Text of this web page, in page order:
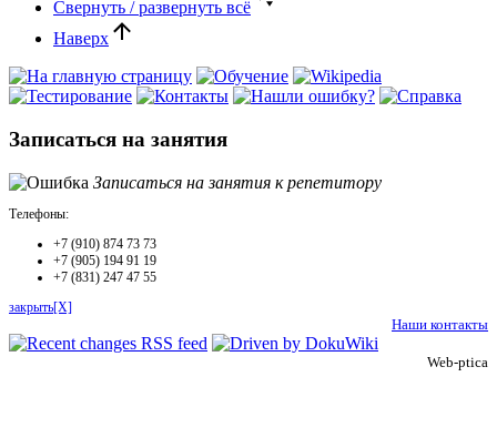
Свернуть / развернуть всё
Наверх
Записаться на занятия
Записаться на занятия к репетитору
Телефоны:
+7 (910) 874 73 73
+7 (905) 194 91 19
+7 (831) 247 47 55
закрыть[X]
Наши контакты
Web-ptica